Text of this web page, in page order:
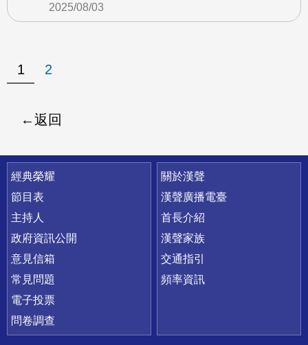
2025/08/03
1 2
返回
快速連結
經典榮耀
節目表
主持人
政府資訊公開
意見信箱
常見問題
電子投票
問卷調查
關於漢聲
漢聲廣播電臺
首長介紹
漢聲家族
交通指引
頻率資訊